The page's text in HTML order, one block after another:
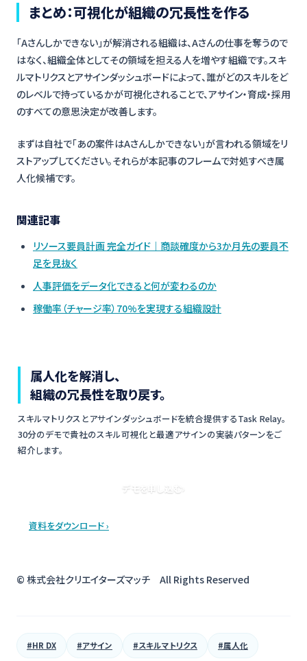
まとめ：可視化が組織の冗長性を作る
「Aさんしかできない」が解消される組織は、Aさんの仕事を奪うので
はなく、組織全体としてその領域を担える人を増やす組織です。スキ
ルマトリクスとアサインダッシュボードによって、誰がどのスキルをど
のレベルで持っているかが可視化されることで、アサイン・育成・採用
のすべての意思決定が改善します。
まずは自社で「あの案件はAさんしかできない」が言われる領域をリ
ストアップしてください。それらが本記事のフレームで対処すべき属
人化候補です。
関連記事
リソース要員計画 完全ガイド｜商談確度から3か月先の要員不
足を見抜く
人事評価をデータ化できると何が変わるのか
稼働率（チャージ率）70%を実現する組織設計
属人化を解消し、
組織の冗長性を取り戻す。
スキルマトリクスとアサインダッシュボードを統合提供するTask Relay。
30分のデモで貴社のスキル可視化と最適アサインの実装パターンをご
紹介します。
デモを申し込む
資料をダウンロード›
© 株式会社クリエイターズマッチ All Rights Reserved
#HR DX #アサイン #スキルマトリクス #属人化